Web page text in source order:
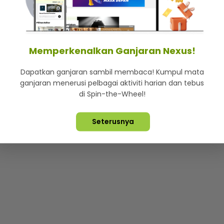
Lebih hot, viral dan sensasi
Terpelihara © 2026. Star Media Group Berhad [197101000523
Memperkenalkan Ganjaran Nexus!
Dapatkan ganjaran sambil membaca! Kumpul mata
ganjaran menerusi pelbagai aktiviti harian dan tebus
di Spin-the-Wheel!
Seterusnya